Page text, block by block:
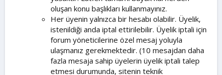
oluşan konu başlıkları kullanmayınız.
Her üyenin yalnızca bir hesabı olabilir. Üyelik,
istenildiği anda iptal ettirilebilir. Üyelik iptali için
forum yöneticilerine özel mesaj yoluyla
ulaşmanız gerekmektedir. (10 mesajdan daha
fazla mesaja sahip üyelerin üyelik iptali talep
etmesi durumunda, sitenin teknik